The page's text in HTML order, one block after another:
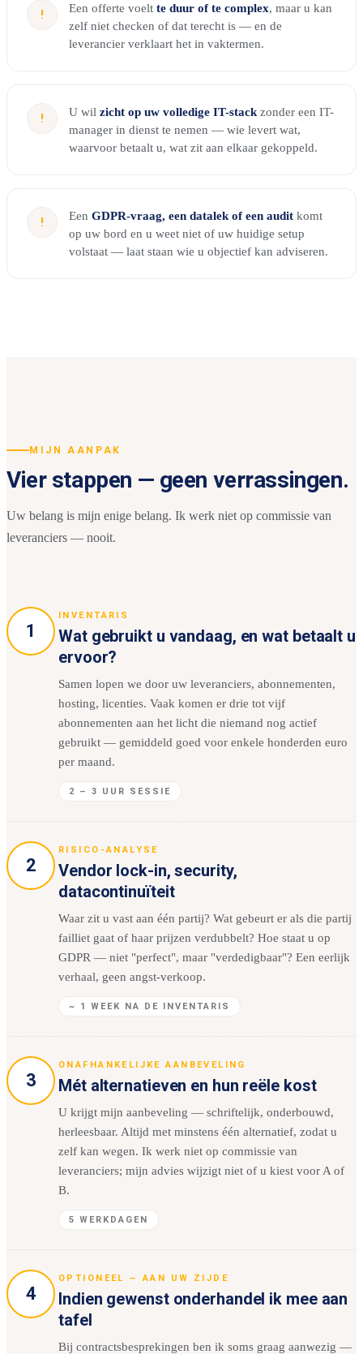
! Een offerte voelt te duur of te complex, maar u kan
zelf niet checken of dat terecht is — en de
leverancier verklaart het in vaktermen.
! U wil zicht op uw volledige IT-stack zonder een IT-
manager in dienst te nemen — wie levert wat,
waarvoor betaalt u, wat zit aan elkaar gekoppeld.
! Een GDPR-vraag, een datalek of een audit komt
op uw bord en u weet niet of uw huidige setup
volstaat — laat staan wie u objectief kan adviseren.
MIJN AANPAK
Vier stappen — geen verrassingen.
Uw belang is mijn enige belang. Ik werk niet op commissie van
leveranciers — nooit.
1
INVENTARIS
Wat gebruikt u vandaag, en wat betaalt u
ervoor?
Samen lopen we door uw leveranciers, abonnementen,
hosting, licenties. Vaak komen er drie tot vijf
abonnementen aan het licht die niemand nog actief
gebruikt — gemiddeld goed voor enkele honderden euro
per maand.
2 – 3 UUR SESSIE
2
RISICO-ANALYSE
Vendor lock-in, security,
datacontinuïteit
Waar zit u vast aan één partij? Wat gebeurt er als die partij
failliet gaat of haar prijzen verdubbelt? Hoe staat u op
GDPR — niet "perfect", maar "verdedigbaar"? Een eerlijk
verhaal, geen angst-verkoop.
~ 1 WEEK NA DE INVENTARIS
3
ONAFHANKELIJKE AANBEVELING
Mét alternatieven en hun reële kost
U krijgt mijn aanbeveling — schriftelijk, onderbouwd,
herleesbaar. Altijd met minstens één alternatief, zodat u
zelf kan wegen. Ik werk niet op commissie van
leveranciers; mijn advies wijzigt niet of u kiest voor A of
B.
5 WERKDAGEN
4
OPTIONEEL — AAN UW ZIJDE
Indien gewenst onderhandel ik mee aan
tafel
Bij contractsbesprekingen ben ik soms graag aanwezig —